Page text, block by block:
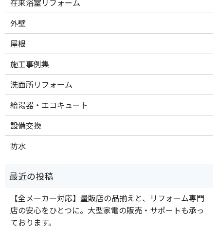
在来浴室リフォーム
外壁
屋根
施工事例集
洗面所リフォーム
給湯器・エコキュート
設備交換
防水
【全メーカー対応】量販店の品揃えと、リフォーム専門
店の安心をひとつに。大型家電の販売・サポートも承っ
ております。